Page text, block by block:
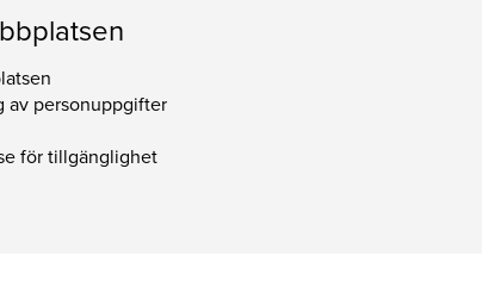
av personuppgifter
för tillgänglighet